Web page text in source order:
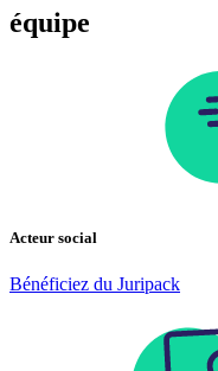
équipe
Acteur social
Bénéficiez du Juripack